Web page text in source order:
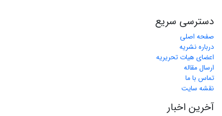
دسترسی سریع
صفحه اصلی
درباره نشریه
اعضای هیات تحریریه
ارسال مقاله
تماس با ما
نقشه سایت
آخرین اخبار